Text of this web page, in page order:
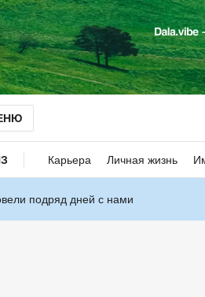
Карьера Личная жизнь
подряд дней с нами